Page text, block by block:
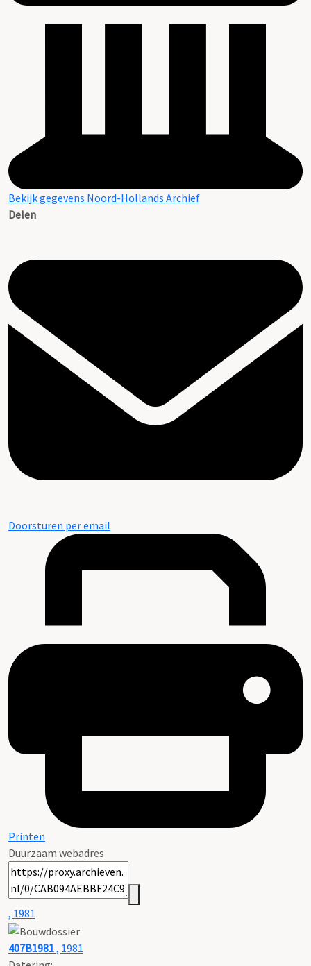
Bekijk gegevens Noord-Hollands Archief
Delen
Doorsturen per email
Printen
Duurzaam webadres
, 1981
407B1981, 1981